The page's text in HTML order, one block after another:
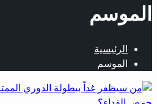
الموسم
الرئيسية
الموسم